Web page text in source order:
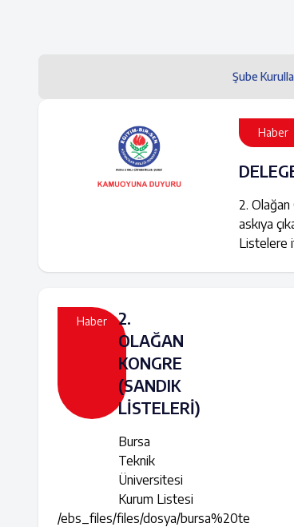
Şube
Haber
2.
askıya
Listelere
Haber
2.
OLAĞAN
KONGRE
(SANDIK
LİSTELERİ)
Bursa
Teknik
Üniversitesi
Kurum Listesi
/ebs_files/files/dosya/bursa%20te